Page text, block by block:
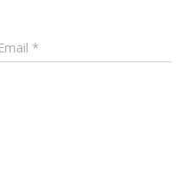
Email *